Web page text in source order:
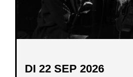
DI 22 SEP 2026